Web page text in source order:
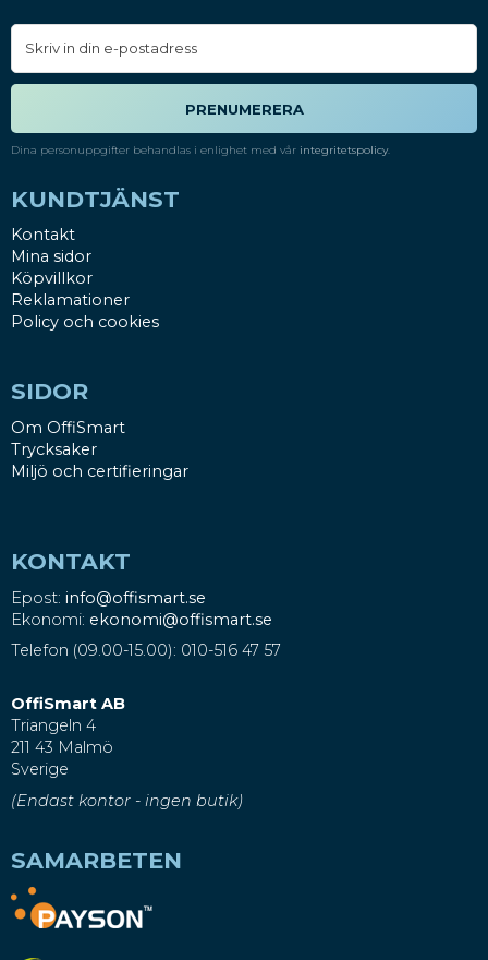
PRENUMERERA
Dina personuppgifter behandlas i enlighet med vår integritetspolicy.
KUNDTJÄNST
Kontakt
Mina sidor
Köpvillkor
Reklamationer
Policy och cookies
SIDOR
Om OffiSmart
Trycksaker
Miljö och certifieringar
KONTAKT
Epost: info@offismart.se
Ekonomi: ekonomi@offismart.se
Telefon (09.00-15.00): 010-516 47 57
OffiSmart AB
Triangeln 4
211 43 Malmö
Sverige
(Endast kontor - ingen butik)
SAMARBETEN